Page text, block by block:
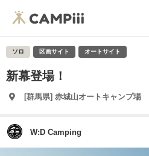
ソロ 区画サイト オートサイト
新幕登場！
[群馬県] 赤城山オートキャンプ場
W:D Camping